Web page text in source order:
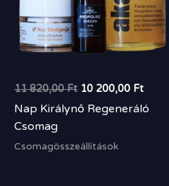
11 820,00Ft 10 200,00 Ft
Nap Királynő Regeneráló
Csomag
Csomagösszeállítások